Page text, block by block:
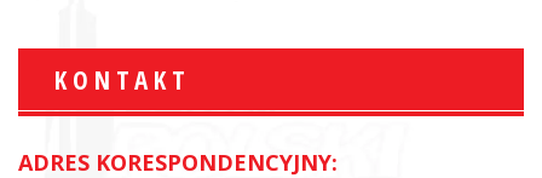
KONTAKT
ADRES KORESPONDENCYJNY: